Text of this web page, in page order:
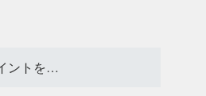
ポイントを表示